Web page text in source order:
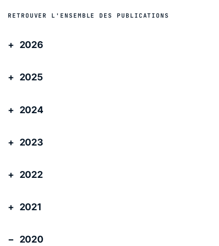
RETROUVER L'ENSEMBLE DES PUBLICATIONS
2026
2025
2024
2023
2022
2021
2020